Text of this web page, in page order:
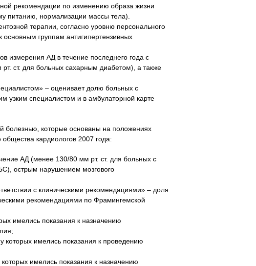
рекомендации по изменению образа жизни
питанию, нормализации массы тела).
терапии, согласно уровню персонального
основным группам антигипертензивных
измерения АД в течение последнего года с
ст. для больных сахарным диабетом), а также
– оценивает долю больных с
узким специалистом и в амбулаторной карте
болезнью, которые основаны на положениях
кардиологов 2007 года:
АД (менее 130/80 мм рт. ст. для больных с
острым нарушением мозгового
с клиническими рекомендациями» – доля
рекомендациями по Фрамингемской
имелись показания к назначению
которых имелись показания к проведению
имелись показания к назначению